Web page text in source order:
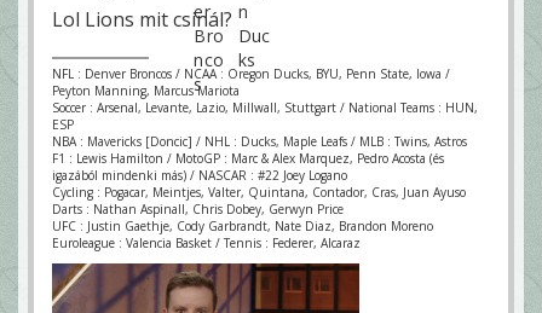
Lol Lions mit csinál?
NFL : Denver Broncos / NCAA : Oregon Ducks, BYU, Penn State, Iowa /
Peyton Manning, Marcus Mariota
Soccer : Arsenal, Levante, Lazio, Millwall, Stuttgart / National Teams : HUN,
ESP
NBA : Mavericks [Doncic] / NHL : Ducks, Maple Leafs / MLB : Twins, Astros
F1 : Lewis Hamilton / MotoGP : Marc & Alex Marquez, Pedro Acosta (és
igazából mindenki más) / NASCAR : #22 Joey Logano
Cycling : Pogacar, Meintjes, Valter, Quintana, Contador, Cras, Juan Ayuso
Darts : Nathan Aspinall, Chris Dobey, Gerwyn Price
UFC : Justin Gaethje, Cody Garbrandt, Nate Diaz, Brandon Moreno
Euroleague : Valencia Basket / Tennis : Federer, Alcaraz